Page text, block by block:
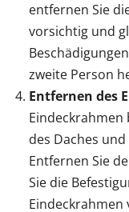
entfernen Sie
vorsichtig und
zweite Person
Entfernen des
Eindeckrahmen
des Daches
Entfernen Sie
Sie die
Eindeckrahmen